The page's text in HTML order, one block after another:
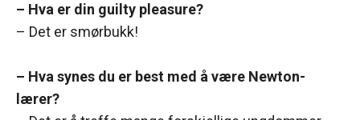
– Hva er din guilty pleasure?
– Det er smørbukk!
– Hva synes du er best med å være Newton-
lærer?